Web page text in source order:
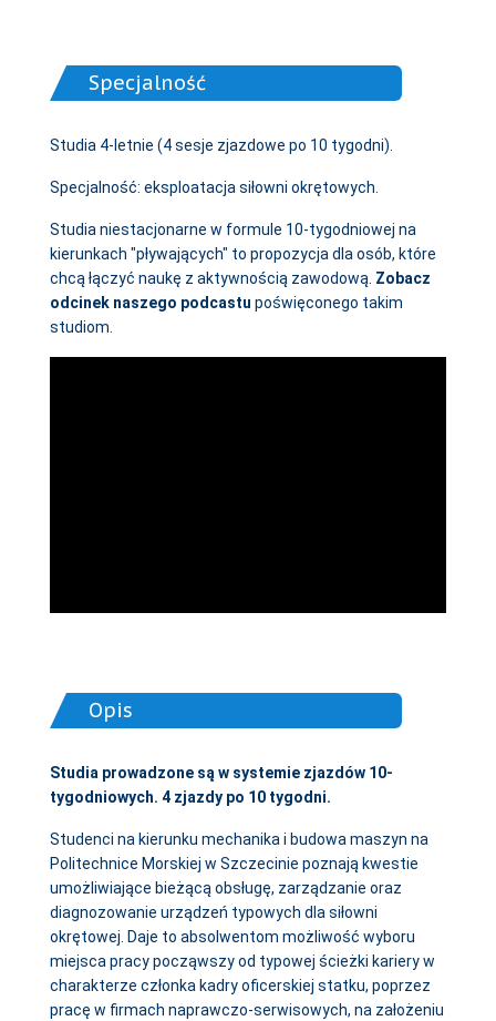
Specjalność
Studia 4-letnie (4 sesje zjazdowe po 10 tygodni).
Specjalność: eksploatacja siłowni okrętowych.
Studia niestacjonarne w formule 10-tygodniowej na
kierunkach "pływających" to propozycja dla osób, które
chcą łączyć naukę z aktywnością zawodową. Zobacz
odcinek naszego podcastu poświęconego takim
studiom.
Opis
Studia prowadzone są w systemie zjazdów 10-
tygodniowych. 4 zjazdy po 10 tygodni.
Studenci na kierunku mechanika i budowa maszyn na
Politechnice Morskiej w Szczecinie poznają kwestie
umożliwiające bieżącą obsługę, zarządzanie oraz
diagnozowanie urządzeń typowych dla siłowni
okrętowej. Daje to absolwentom możliwość wyboru
miejsca pracy począwszy od typowej ścieżki kariery w
charakterze członka kadry oficerskiej statku, poprzez
pracę w firmach naprawczo-serwisowych, na założeniu